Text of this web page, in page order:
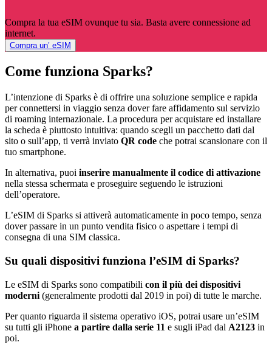
Compra la tua eSIM ovunque tu sia. Basta avere connessione ad
internet.
Compra un’ eSIM
Come funziona Sparks?
L’intenzione di Sparks è di offrire una soluzione semplice e rapida
per connettersi in viaggio senza dover fare affidamento sul servizio
di roaming internazionale. La procedura per acquistare ed installare
la scheda è piuttosto intuitiva: quando scegli un pacchetto dati dal
sito o sull’app, ti verrà inviato QR code che potrai scansionare con il
tuo smartphone.
In alternativa, puoi inserire manualmente il codice di attivazione
nella stessa schermata e proseguire seguendo le istruzioni
dell’operatore.
L’eSIM di Sparks si attiverà automaticamente in poco tempo, senza
dover passare in un punto vendita fisico o aspettare i tempi di
consegna di una SIM classica.
Su quali dispositivi funziona l’eSIM di Sparks?
Le eSIM di Sparks sono compatibili con il più dei dispositivi
moderni (generalmente prodotti dal 2019 in poi) di tutte le marche.
Per quanto riguarda il sistema operativo iOS, potrai usare un’eSIM
su tutti gli iPhone a partire dalla serie 11 e sugli iPad dal A2123 in
poi.